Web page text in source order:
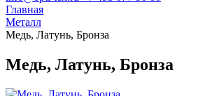
Главная
Металл
Медь, Латунь, Бронза
Медь, Латунь, Бронза